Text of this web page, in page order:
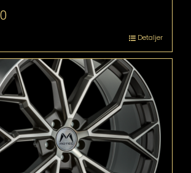
Detaljer